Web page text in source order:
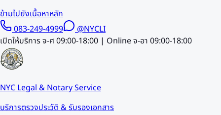
ข้ามไปยังเนื้อหาหลัก
083-249-4999
@NYCLI
เปิดให้บริการ จ-ศ 09:00-18:00 | Online จ-อา 09:00-18:00
NYC Legal & Notary Service
บริการตรวจประวัติ & รับรองเอกสาร